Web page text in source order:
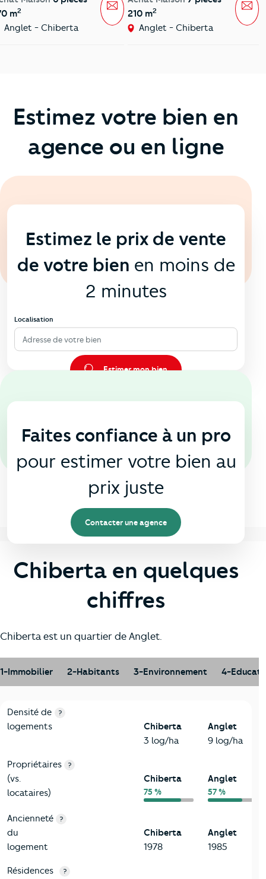
m2
Anglet - Chiberta
Message
210 m2
Anglet - Chiberta
Estimez votre bien en
agence ou en ligne
Estimez le prix de vente
de votre bien en moins de
2 minutes
Localisation
Adresse de votre bien
Estimer mon bien
En agence
Faites confiance à un pro
pour estimer votre bien au
prix juste
Contacter une agence
Chiberta en quelques
chiffres
Chiberta est un quartier de Anglet.
1-Immobilier 2-Habitants 3-Environnement 4-
1-Immobilier
Critères Chiberta
Densité de
logements
?
Chiberta
3 log/ha
Anglet
9 log/ha
Propriétaires
(vs.
locataires)
?
Chiberta
75 %
Anglet
57 %
Ancienneté
du
logement
?
Chiberta
1978
Anglet
1985
Résidences
?